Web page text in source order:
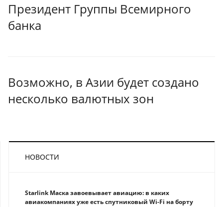
Президент Группы Всемирного
банка
Возможно, в Азии будет создано
несколько валютных зон
НОВОСТИ
Starlink Маска завоевывает авиацию: в каких
авиакомпаниях уже есть спутниковый Wi-Fi на борту